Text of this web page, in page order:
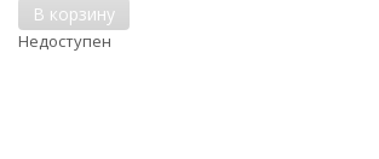
В корзину
Недоступен